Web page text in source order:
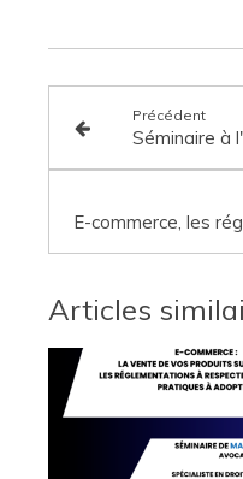
Précédent
Séminaire à
Articles